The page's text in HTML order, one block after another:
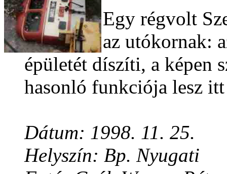
Egy régvolt
az utókornak:
épületét díszíti, a képen
hasonló funkciója lesz
Dátum: 1998. 11. 25.
Helyszín: Bp. Nyugati